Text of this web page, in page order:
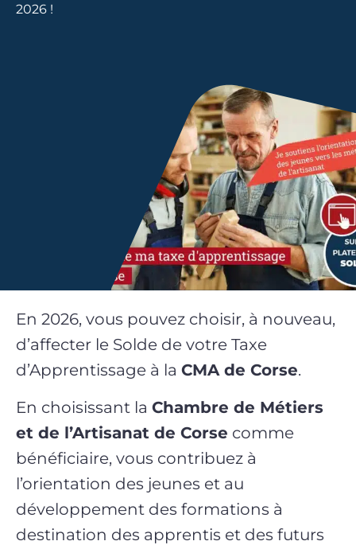
2026 !
En 2026, vous pouvez choisir, à nouveau,
d’affecter le Solde de votre Taxe
d’Apprentissage à la CMA de Corse.
En choisissant la Chambre de Métiers
et de l’Artisanat de Corse comme
bénéficiaire, vous contribuez à
l’orientation des jeunes et au
développement des formations à
destination des apprentis et des futurs